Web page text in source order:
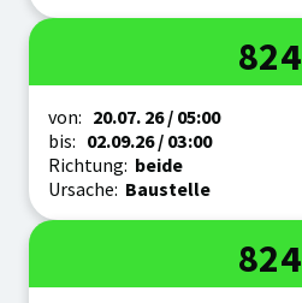
Linie
824
Zeitraum
von: 20.07. 26/ 05:00
bis: 02.09.26/ 03:00
Richtung: beide
Ursache: Baustelle
Linie
824